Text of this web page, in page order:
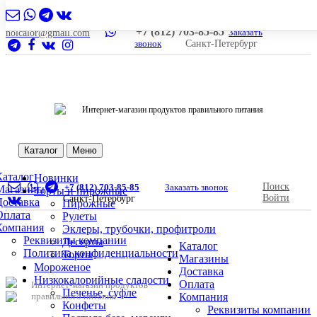
nolcalor@gmail.com +7 (812) 703-85-85 Заказать
звонок
Санкт-Петербург
Интернет-магазин продуктов правильного питания
Каталог Меню
Реквизиты компании
Политика конфиденциальности
Новинки
Торты и пирожные
Пирожные
Рулеты
Эклеры, трубочки, профитроли
Десерты
Торты
Мороженое
Низкокалорийные сладости
Печенье, суфле
Конфеты
+7 (812) 703-85-85
Заказать звонок
Санкт-Петербург
Поиск
Войти
Интернет-магазин продуктов
правильного питания
Каталог
Магазины
Доставка
Оплата
Компания
Реквизиты компании